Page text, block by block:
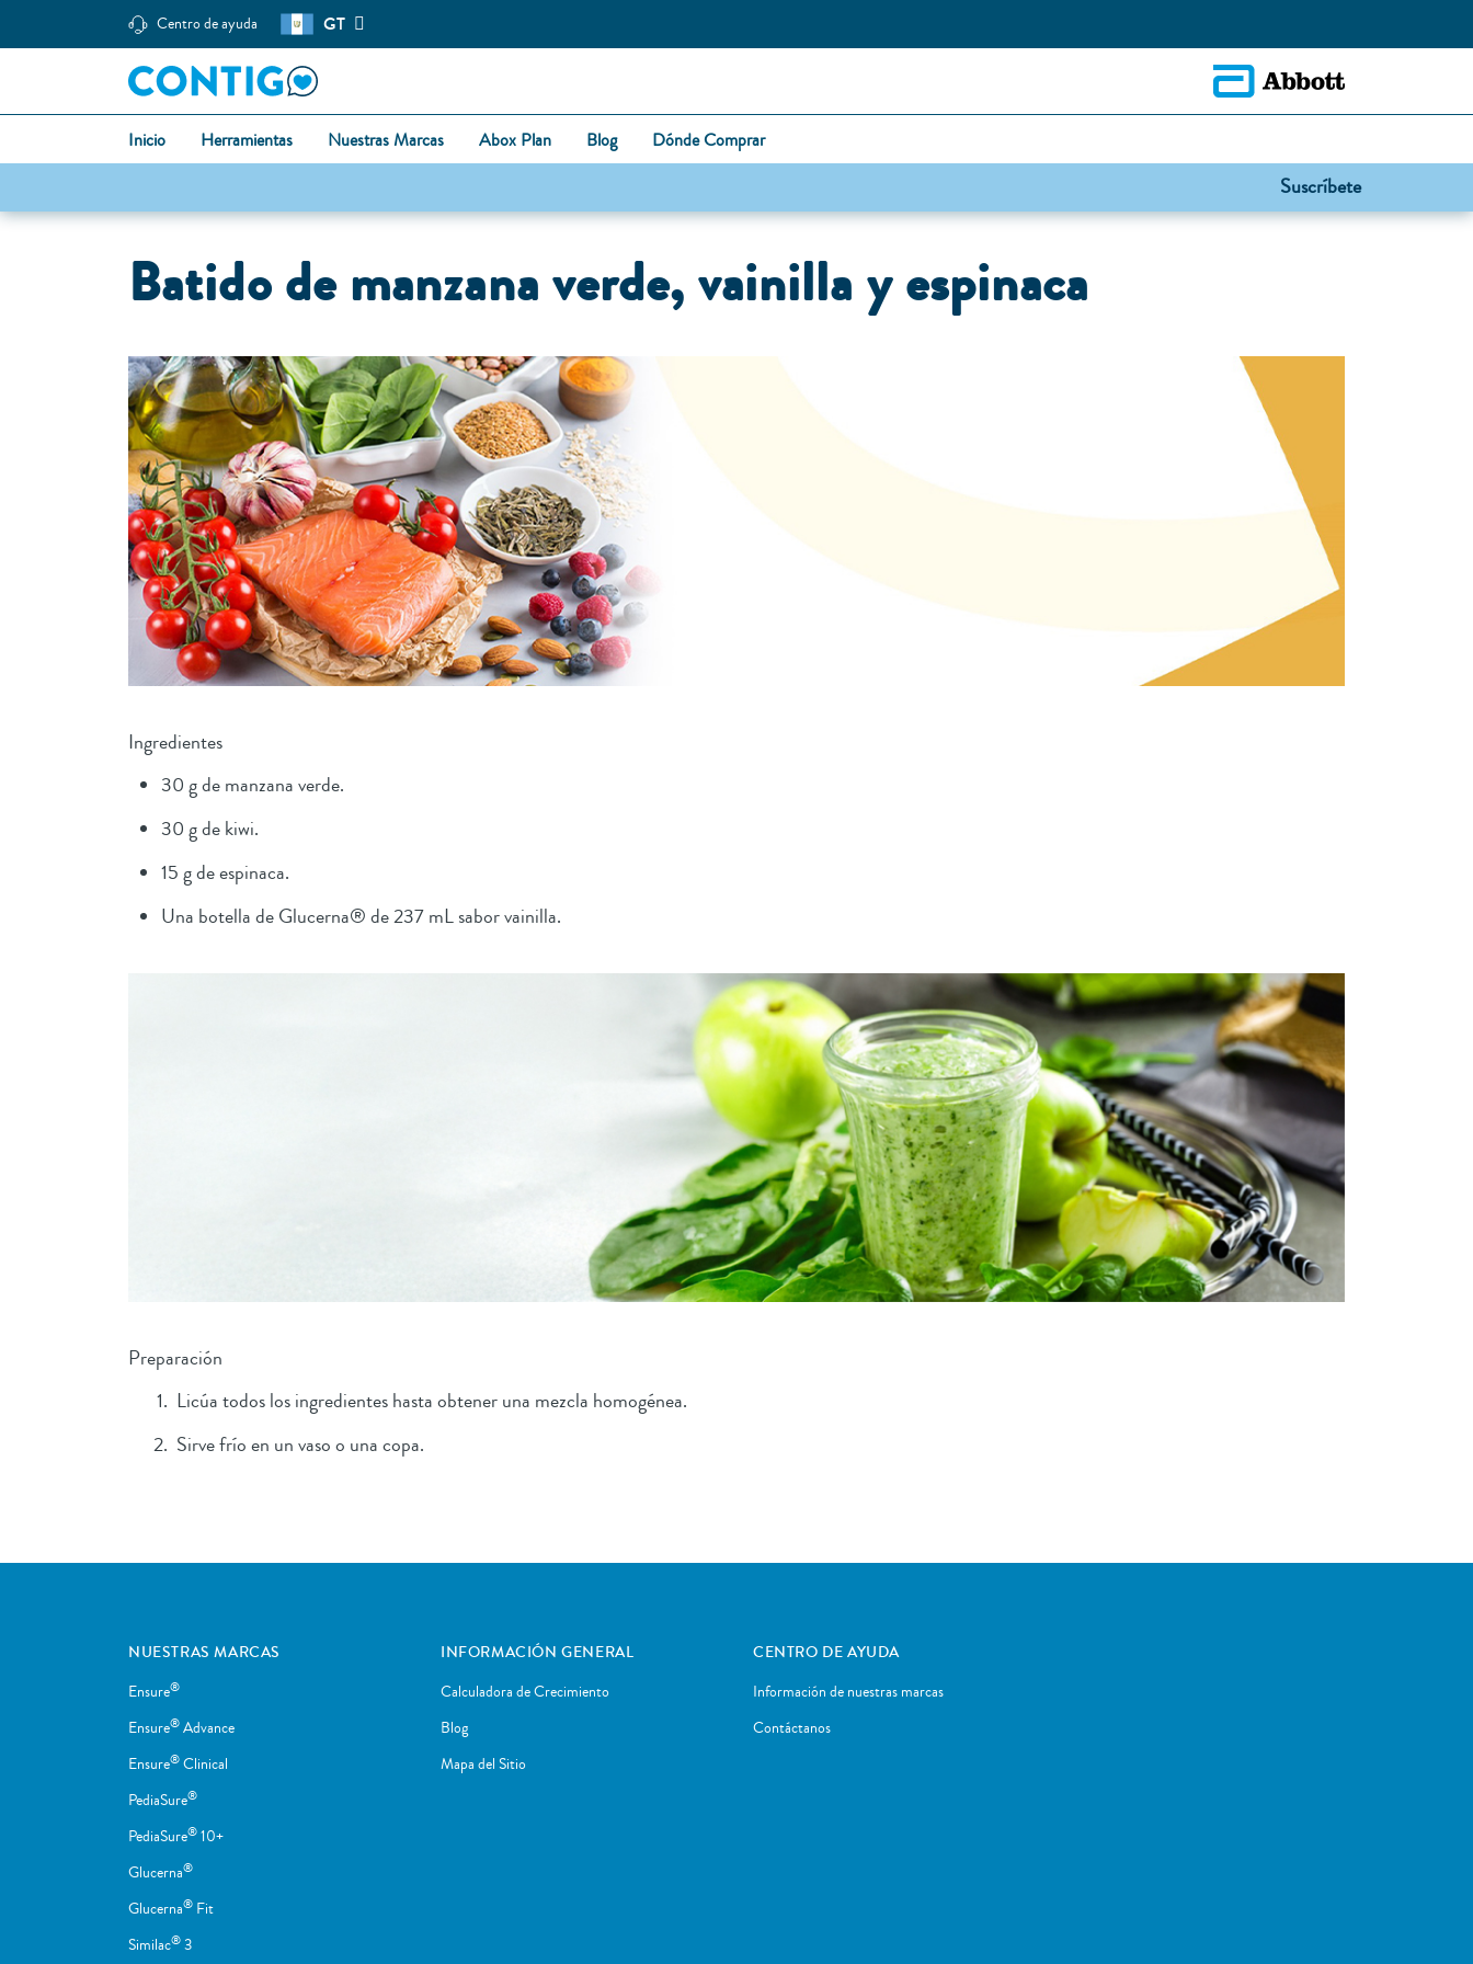
Centro de ayuda GT
Inicio Herramientas Nuestras Marcas Abox Plan Blog Dónde Comprar
Suscríbete
Batido de manzana verde, vainilla y espinaca
Ingredientes
30 g de manzana verde.
30 g de kiwi.
15 g de espinaca.
Una botella de Glucerna® de 237 mL sabor vainilla.
Preparación
Licúa todos los ingredientes hasta obtener una mezcla homogénea.
Sirve frío en un vaso o una copa.
NUESTRAS MARCAS
Ensure®
Ensure® Advance
Ensure® Clinical
PediaSure®
PediaSure® 10+
Glucerna®
Glucerna® Fit
Similac® 3
INFORMACIÓN GENERAL
Calculadora de Crecimiento
Blog
Mapa del Sitio
CENTRO DE AYUDA
Información de nuestras marcas
Contáctanos